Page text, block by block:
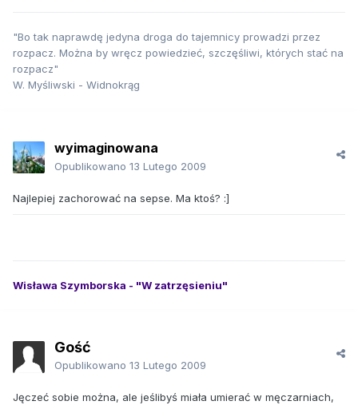
"Bo tak naprawdę jedyna droga do tajemnicy prowadzi przez
rozpacz. Można by wręcz powiedzieć, szczęśliwi, których stać na
rozpacz"
W. Myśliwski - Widnokrąg
wyimaginowana
Opublikowano 13 Lutego 2009
Najlepiej zachorować na sepse. Ma ktoś? :]
Wisława Szymborska - "W zatrzęsieniu"
Gość
Opublikowano 13 Lutego 2009
Jęczeć sobie można, ale jeślibyś miała umierać w męczarniach,